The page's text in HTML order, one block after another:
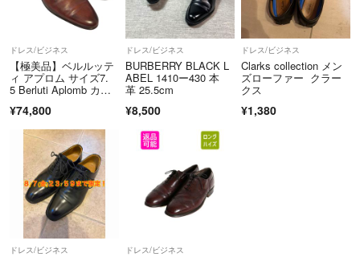
ドレス/ビジネス
【極美品】ベルルッテ
ィ アプロム サイズ7.
5 Berluti Aplomb カリ
ズ 純正シューツリー付
¥74,800
ドレス/ビジネス
BURBERRY BLACK L
ABEL 1410ー430 本
革 25.5cm
¥8,500
ドレス/ビジネス
Clarks collection メン
ズローファー クラー
クス
¥1,380
ドレス/ビジネス ドレス/ビジネス